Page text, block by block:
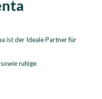
ist der Ideale Partner für
ruhige